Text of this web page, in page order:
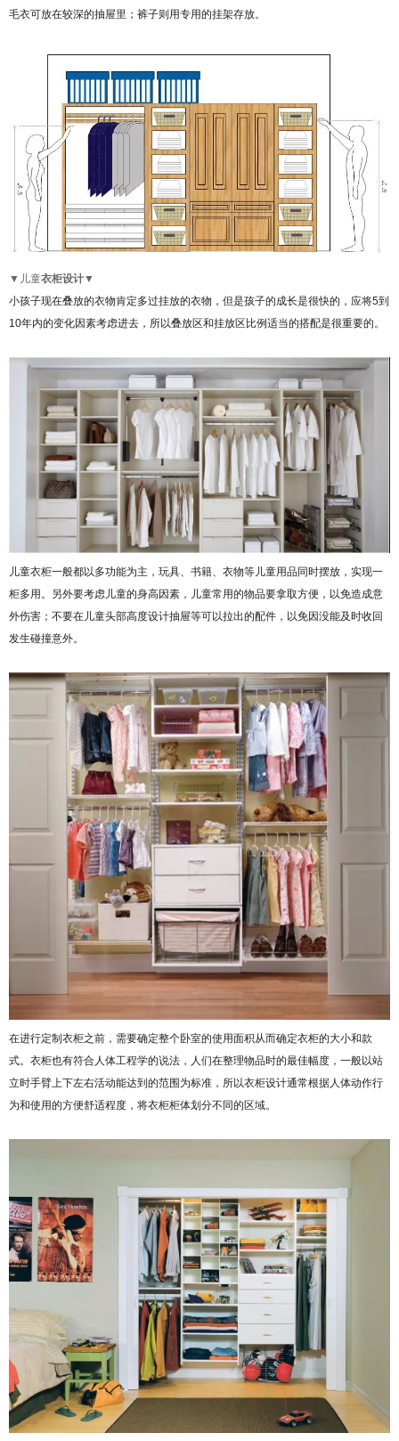
毛衣可放在较深的抽屉里；裤子则用专用的挂架存放。
▼儿童衣柜设计▼
小孩子现在叠放的衣物肯定多过挂放的衣物，但是孩子的成长是很快的，应将5到
10年内的变化因素考虑进去，所以叠放区和挂放区比例适当的搭配是很重要的。
儿童衣柜一般都以多功能为主，玩具、书籍、衣物等儿童用品同时摆放，实现一
柜多用。另外要考虑儿童的身高因素，儿童常用的物品要拿取方便，以免造成意
外伤害；不要在儿童头部高度设计抽屉等可以拉出的配件，以免因没能及时收回
发生碰撞意外。
在进行定制衣柜之前，需要确定整个卧室的使用面积从而确定衣柜的大小和款
式。衣柜也有符合人体工程学的说法，人们在整理物品时的最佳幅度，一般以站
立时手臂上下左右活动能达到的范围为标准，所以衣柜设计通常根据人体动作行
为和使用的方便舒适程度，将衣柜柜体划分不同的区域。